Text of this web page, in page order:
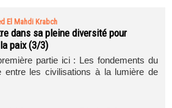
El Mahdi Krabch
dans sa pleine diversité pour
paix (3/3)
partie ici : Les fondements du
entre les civilisations à la lumière de